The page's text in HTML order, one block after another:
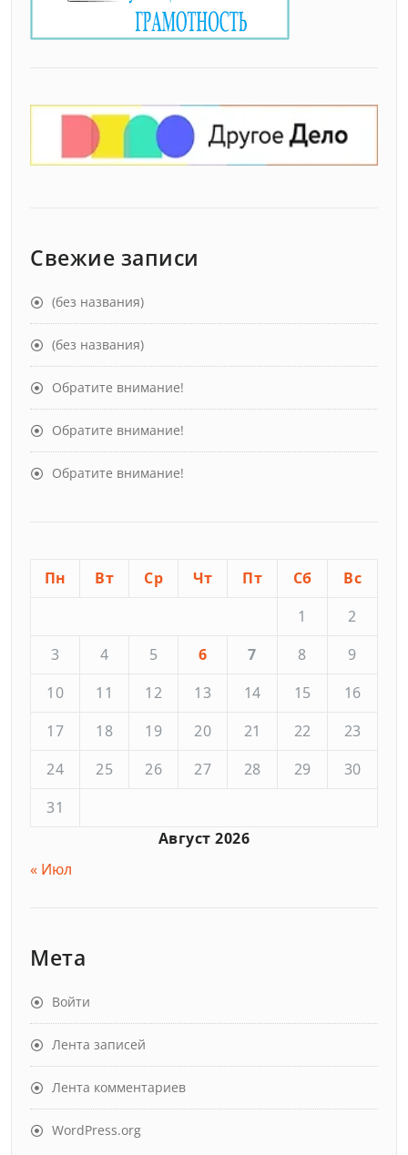
Свежие записи
(без названия)
(без названия)
Обратите внимание!
Обратите внимание!
Обратите внимание!
Август 2026
Пн Вт Ср Чт Пт Сб
Вс
1
2
3
4 5 6 7 8
9
10
11 12 13 14 15
16
17
18 19 20 21 22
23
24
25 26 27 28 29
30
31
« Июл
Мета
Войти
Лента записей
Лента комментариев
WordPress.org